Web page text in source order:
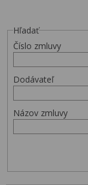
Hľadať
Číslo zmluvy
Dodávateľ
Názov zmluvy